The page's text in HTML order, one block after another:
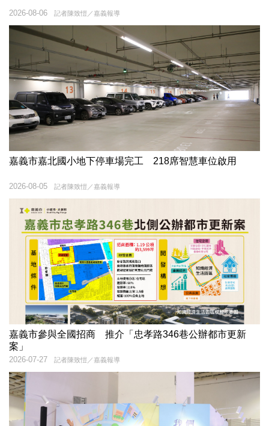
記者陳致愷／嘉義報導
2026-08-06
嘉義市嘉北國小地下停車場完工 218席智慧車位啟用
記者陳致愷／嘉義報導
2026-08-05
嘉義市參與全國招商 推介「忠孝路346巷公辦都市更新
案」
記者陳致愷／嘉義報導
2026-07-27